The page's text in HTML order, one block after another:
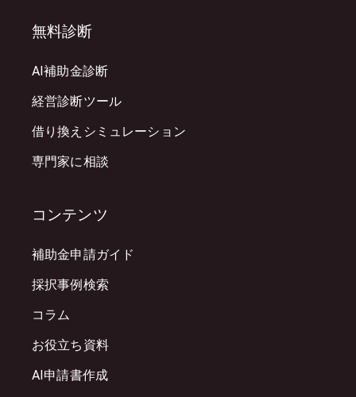
無料診断
AI補助金診断
経営診断ツール
借り換えシミュレーション
専門家に相談
コンテンツ
補助金申請ガイド
採択事例検索
コラム
お役立ち資料
AI申請書作成